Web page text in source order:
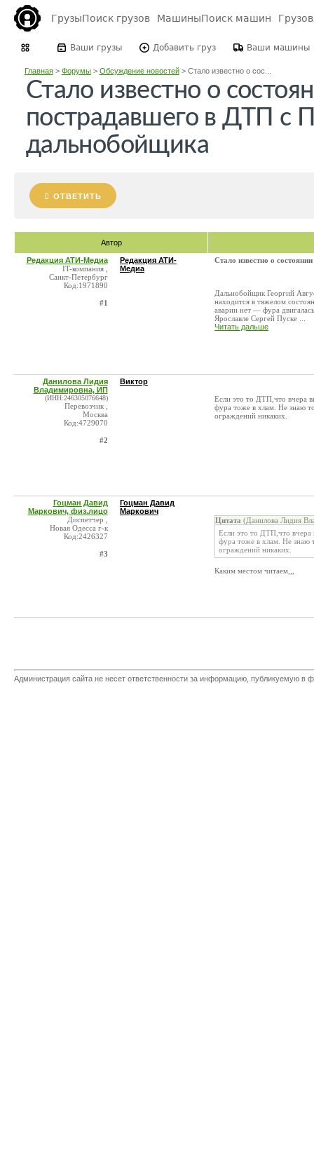
ГрузыПоиск грузов МашиныПоиск машин
Ваши грузы Добавить груз Ваши машины
Главная> Форумы> Обсуждение новостей> Стало известно о сос...
Стало известно о
пострадавшего в ДТП с
дальнобойщика
ОТВЕТИТЬ
Автор
Редакция АТИ-Медиа
IT-компания ,
Санкт-Петербург
Код:1971890
#1
Редакция АТИ-
Медиа
Стало известно о
Дальнобойщик Георгий
находится в тяжелом
аварии нет — фура
Ярославле Сергей Пуске ...
Читать дальше
Данилова Лидия
Владимировна, ИП
(ИНН:246305076648)
Перевозчик ,
Москва
Код:4729070
#2
Виктор
Если это то ДТП,что вчера
фура тоже в хлам. Не знаю
ограждений никаких.
Гоцман Давид
Маркович, физ.лицо
Диспетчер ,
Новая Одесса г-к
Код:2426327
#3
Гоцман Давид
Маркович
Цитата (Данилова Лидия
Если это то ДТП,что вчера
фура тоже в хлам. Не знаю
ограждений никаких.
Каким местом читаем,,,
Администрация сайта не несет ответственности за информацию, публикуемую